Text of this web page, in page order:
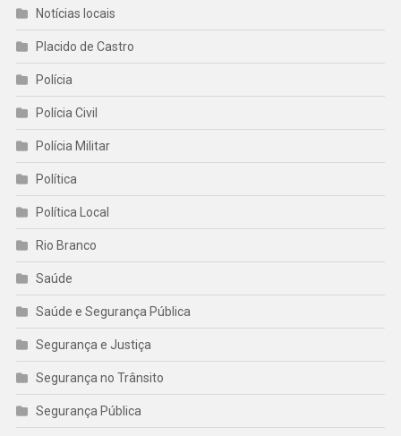
Notícias locais
Placido de Castro
Polícia
Polícia Civil
Polícia Militar
Política
Política Local
Rio Branco
Saúde
Saúde e Segurança Pública
Segurança e Justiça
Segurança no Trânsito
Segurança Pública